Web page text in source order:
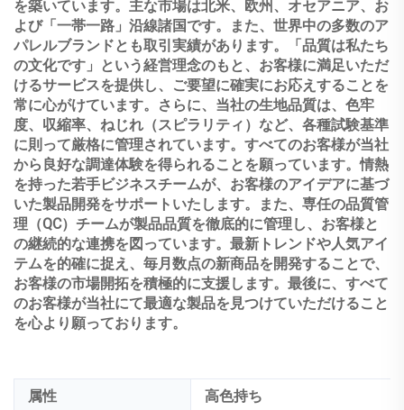
を築いています。主な市場は北米、欧州、オセアニア、お
よび「一帯一路」沿線諸国です。また、世界中の多数のア
パレルブランドとも取引実績があります。「品質は私たち
の文化です」という経営理念のもと、お客様に満足いただ
けるサービスを提供し、ご要望に確実にお応えすることを
常に心がけています。さらに、当社の生地品質は、色牢
度、収縮率、ねじれ（スピラリティ）など、各種試験基準
に則って厳格に管理されています。すべてのお客様が当社
から良好な調達体験を得られることを願っています。情熱
を持った若手ビジネスチームが、お客様のアイデアに基づ
いた製品開発をサポートいたします。また、専任の品質管
理（QC）チームが製品品質を徹底的に管理し、お客様と
の継続的な連携を図っています。最新トレンドや人気アイ
テムを的確に捉え、毎月数点の新商品を開発することで、
お客様の市場開拓を積極的に支援します。最後に、すべて
のお客様が当社にて最適な製品を見つけていただけること
を心より願っております。
属性 高色持ち